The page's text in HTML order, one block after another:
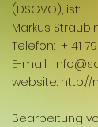
(DSGVO), ist:
Markus
Telefon: + 41
E-mail:
website: http://
Bearbeitung